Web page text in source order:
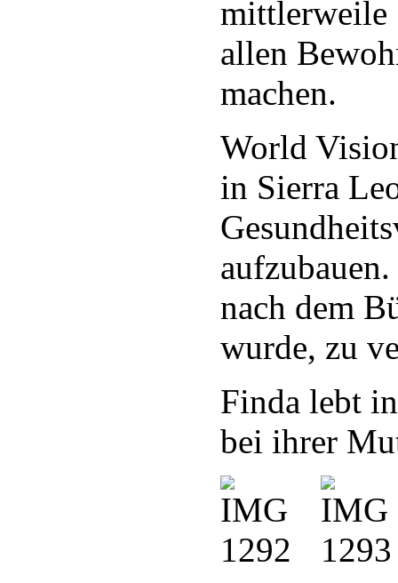
mittlerweile
allen
machen.
World
in Sierra
nach dem
wurde, zu
Finda lebt
bei ihrer